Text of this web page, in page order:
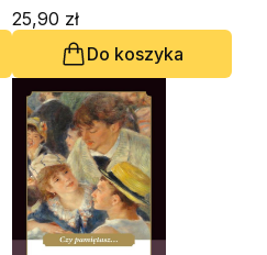
25,90 zł
Do koszyka